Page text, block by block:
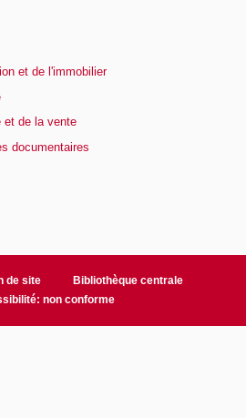
et de l'immobilier
et de la vente
documentaires
de site
Bibliothèque centrale
non conforme